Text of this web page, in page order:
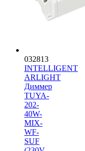
032813
INTELLIGENT
ARLIGHT
Диммер
TUYA-
202-
40W-
MIX-
WF-
SUF